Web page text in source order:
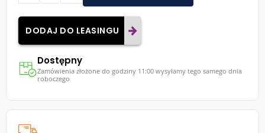
DODAJ DO LEASINGU
Dostępny
Zamówienia złożone do godziny 11:00 wysyłamy tego samego dnia
roboczego